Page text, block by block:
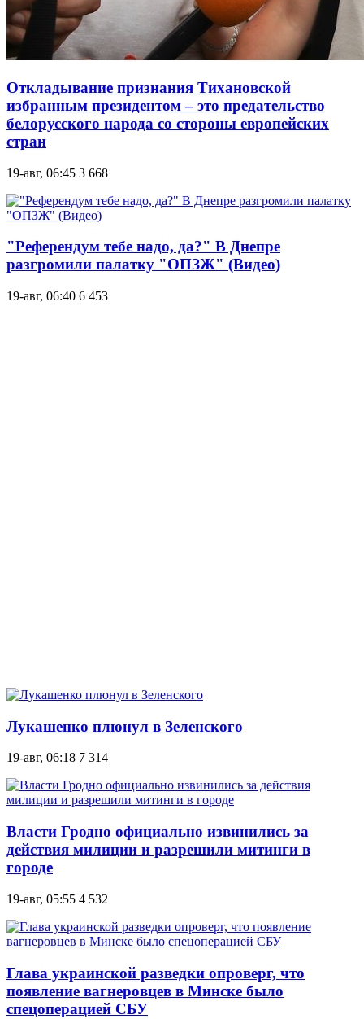
Откладывание признания Тихановской
избранным президентом – это предательство
белорусского народа со стороны европейских
стран
19-авг, 06:45 3 668
"Референдум тебе надо, да?" В Днепре
разгромили палатку "ОПЗЖ" (Видео)
19-авг, 06:40 6 453
Лукашенко плюнул в Зеленского
19-авг, 06:18 7 314
Власти Гродно официально извинились за
действия милиции и разрешили митинги в
городе
19-авг, 05:55 4 532
Глава украинской разведки опроверг, что
появление вагнеровцев в Минске было
спецоперацией СБУ